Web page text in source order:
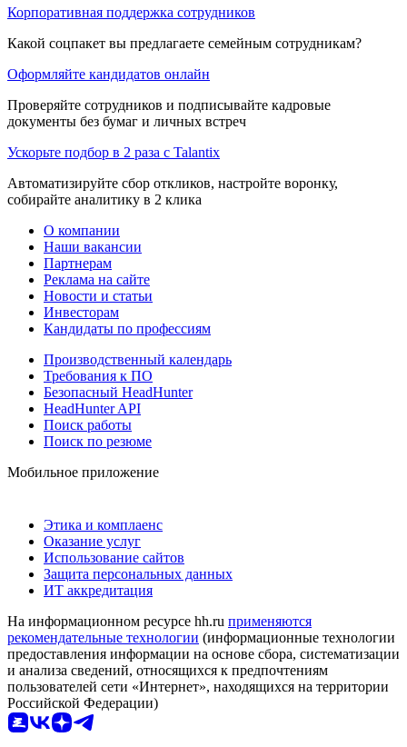
Корпоративная поддержка сотрудников
Какой соцпакет вы предлагаете семейным сотрудникам?
Оформляйте кандидатов онлайн
Проверяйте сотрудников и подписывайте кадровые
документы без бумаг и личных встреч
Ускорьте подбор в 2 раза с Talantix
Автоматизируйте сбор откликов, настройте воронку,
собирайте аналитику в 2 клика
О компании
Наши вакансии
Партнерам
Реклама на сайте
Новости и статьи
Инвесторам
Кандидаты по профессиям
Производственный календарь
Требования к ПО
Безопасный HeadHunter
HeadHunter API
Поиск работы
Поиск по резюме
Мобильное приложение
Этика и комплаенс
Оказание услуг
Использование сайтов
Защита персональных данных
ИТ аккредитация
На информационном ресурсе hh.ru применяются
рекомендательные технологии (информационные технологии
предоставления информации на основе сбора, систематизации
и анализа сведений, относящихся к предпочтениям
пользователей сети «Интернет», находящихся на территории
Российской Федерации)